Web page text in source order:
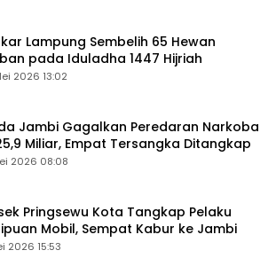
Lampung Sembelih 65 Hewan
pada Iduladha 1447 Hijriah
2026 13:02
Jambi Gagalkan Peredaran Narkoba
Miliar, Empat Tersangka Ditangkap
2026 08:08
Pringsewu Kota Tangkap Pelaku
Mobil, Sempat Kabur ke Jambi
2026 15:53